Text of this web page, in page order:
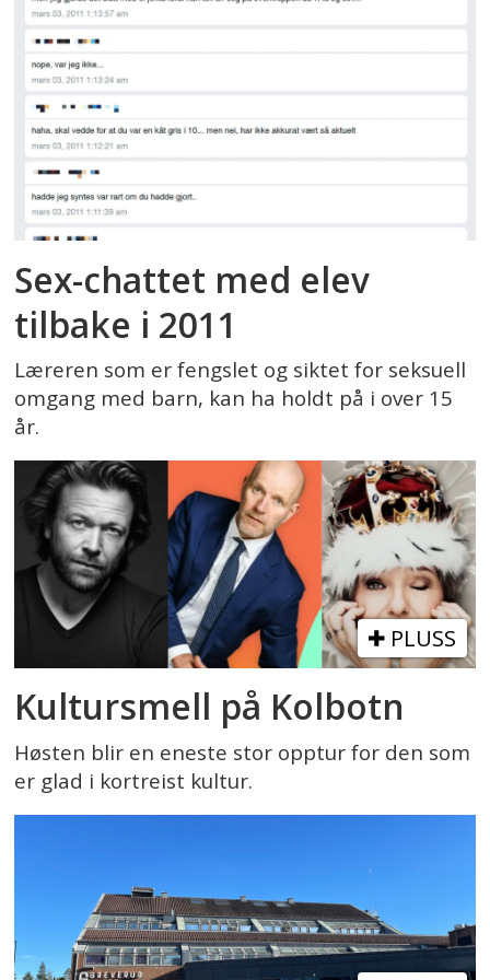
Sex-chattet med elev
tilbake i 2011
Læreren som er fengslet og siktet for seksuell
omgang med barn, kan ha holdt på i over 15
år.
PLUSS
Kultursmell på Kolbotn
Høsten blir en eneste stor opptur for den som
er glad i kortreist kultur.